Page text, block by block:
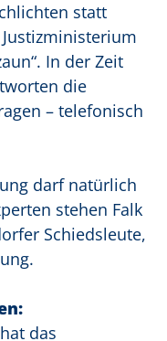
statt
In der Zeit
die
– telefonisch
darf natürlich
stehen Falk
Schiedsleute,
das